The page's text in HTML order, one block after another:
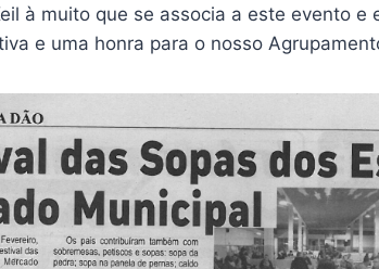
à muito que se associa a este evento e
e uma honra para o nosso